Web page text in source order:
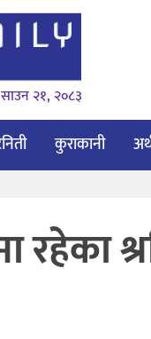
साउन २१, २०८३
कुराकानी
रहेका